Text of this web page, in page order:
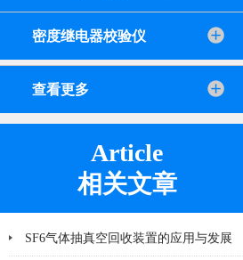
密度继电器校验仪
查看更多
Article
相关文章
SF6气体抽真空回收装置的应用与发展